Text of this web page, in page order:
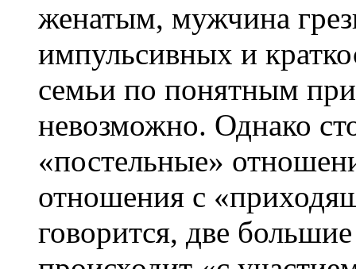
женатым, мужчина
импульсивных и
семьи по понятным
невозможно. Однако
«постельные»
отношения с
говорится, две